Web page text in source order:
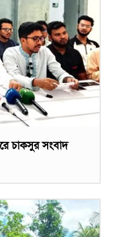
চাকসুর সংবাদ